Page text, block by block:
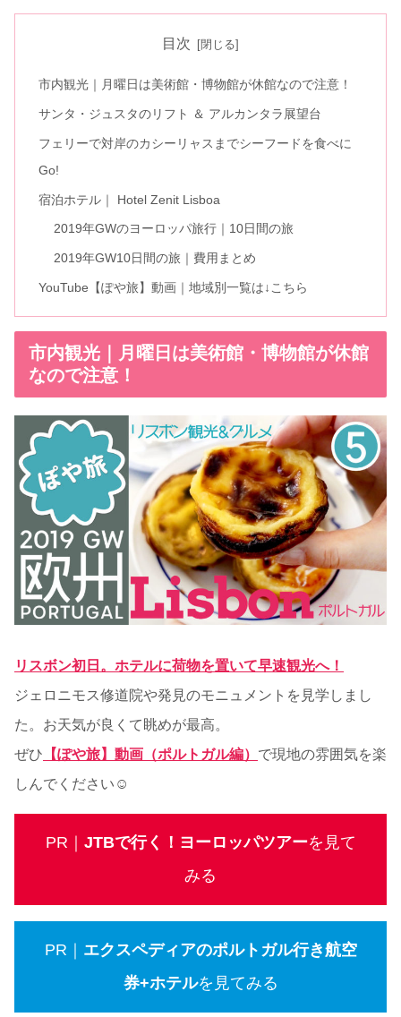
目次
市内観光｜月曜日は美術館・博物館が休館なので注意！
サンタ・ジュスタのリフト ＆ アルカンタラ展望台
フェリーで対岸のカシーリャスまでシーフードを食べに
Go!
宿泊ホテル｜ Hotel Zenit Lisboa
2019年GWのヨーロッパ旅行｜10日間の旅
2019年GW10日間の旅｜費用まとめ
YouTube【ぽや旅】動画｜地域別一覧は↓こちら
市内観光｜月曜日は美術館・博物館が休館
なので注意！
リスボン初日。ホテルに荷物を置いて早速観光へ！
ジェロニモス修道院や発見のモニュメントを見学しまし
た。お天気が良くて眺めが最高。
ぜひ 【ぽや旅】動画（ポルトガル編） で現地の雰囲気を楽
しんでください☺
PR｜ JTBで行く！ヨーロッパツアーを見て
みる
PR｜ エクスペディアのポルトガル行き航空
券+ホテルを見てみる